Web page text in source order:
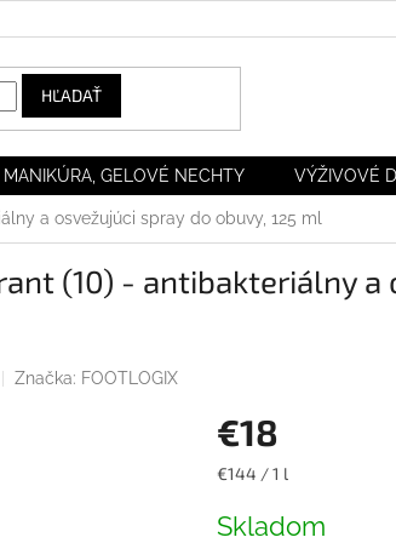
HĽADAŤ
MANIKÚRA, GELOVÉ NECHTY VÝŽIVOVÉ
a osvežujúci spray do obuvy, 125 ml
(10) - antibakteriálny a
Značka: FOOTLOGIX
€18
Jednotková
€144 / 1 l
Skladom